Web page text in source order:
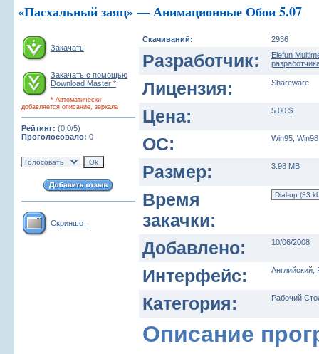
«Пасхальный заяц» — Анимационные Обои 5.07
Закачать
Закачать с помощью
Download Master *
* Автоматически
добавляется описание, зеркала
Рейтинг: (0.0/5)
Проголосовало: 0
Скриншот
Скачиваний: 2936
Разработчик:
Elefun
Лицензия: Shareware
Цена: 5.00 $
ОС: Win95,
Размер: 3.98 MB
Время
закачки:
Добавлено:
10/06/2008
Интерфейс: Английский,
Категория: Рабочий
Описание